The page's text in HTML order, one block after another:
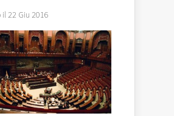
22 Giu 2016